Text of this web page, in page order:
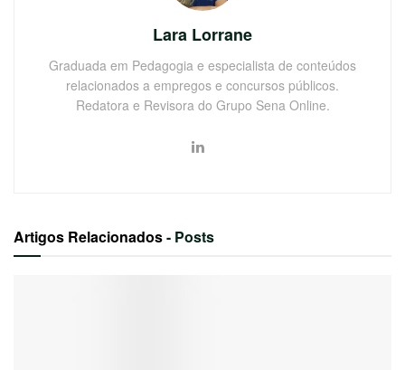
Lara Lorrane
Graduada em Pedagogia e especialista de conteúdos
relacionados a empregos e concursos públicos.
Redatora e Revisora do Grupo Sena Online.
Artigos Relacionados- Posts